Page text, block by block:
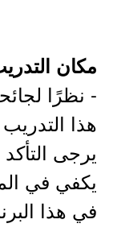
مكان
- نظرًا
هذا
يرجى
يكفي في
في هذا